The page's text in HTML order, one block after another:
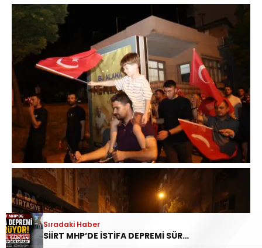
Sıradaki Haber
SİİRT MHP’DE İSTİFA DEPREMİ SÜRÜYOR: İL DİSİPLİN KURULU BAŞKANI HALİL SARCAN GÖREVİNDEN AYRILDI